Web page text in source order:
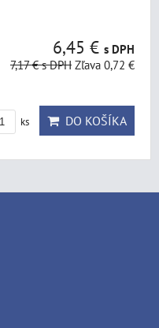
6,45 € s DPH
7,17 €s DPH Zľava 0,72 €
ks DO KOŠÍKA